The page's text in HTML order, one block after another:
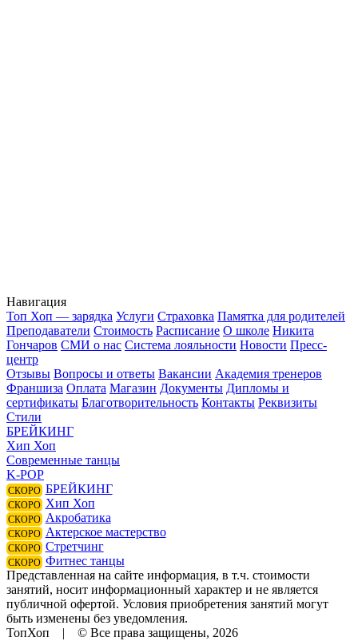
Навигация
Топ Хоп — зарядка Услуги Страховка Памятка для родителей
Преподаватели Стоимость Расписание О школе Никита
Гончаров СМИ о нас Система лояльности Новости Пресс-
центр
Отзывы Вопросы и ответы Вакансии Академия тренеров
Франшиза Оплата Магазин Документы Дипломы и
сертификаты Благотворительность Контакты Реквизиты
Стили
БРЕЙКИНГ
Хип Хоп
Современные танцы
K-POP
СКОРО БРЕЙКИНГ
СКОРО Хип Хоп
СКОРО Акробатика
СКОРО Актерское мастерство
СКОРО Стретчинг
СКОРО Фитнес танцы
Представленная на сайте информация, в т.ч. стоимости
занятий, носит информационный характер и не является
публичной офертой. Условия приобретения занятий могут
быть изменены без уведомления.
ТопХоп | © Все права защищены, 2026